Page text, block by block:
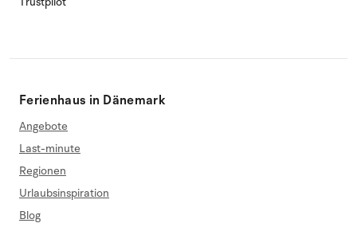
Ferienhaus in Dänemark
Angebote
Last-minute
Regionen
Urlaubsinspiration
Blog